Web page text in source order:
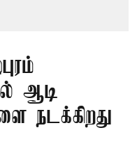
ஆடி
நடக்கிறது